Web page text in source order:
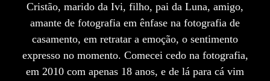
Cristão, marido da Ivi, filho, pai da Luna, amigo,
amante de fotografia em ênfase na fotografia de
casamento, em retratar a emoção, o sentimento
expresso no momento. Comecei cedo na fotografia,
em 2010 com apenas 18 anos, e de lá para cá vim